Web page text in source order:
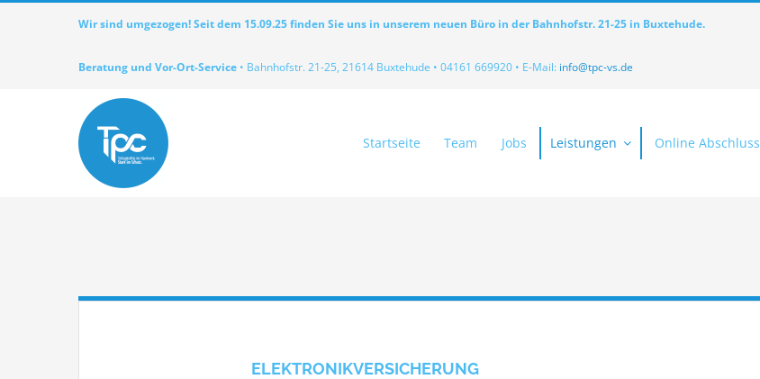
Wir sind umgezogen! Seit dem 15.09.25 finden Sie uns in unserem neuen Büro in der Bahnhofstr. 21-25 in Buxtehude.
Beratung und Vor-Ort-Service• Bahnhofstr. 21-25, 21614 Buxtehude • 04161 669920 • E-Mail: info@tpc-vs.de
Startseite Team Jobs Leistungen Online Abschluss
ELEKTRONIKVERSICHERUNG